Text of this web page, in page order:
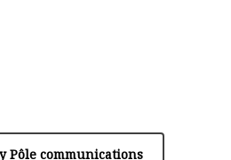
Pôle communications